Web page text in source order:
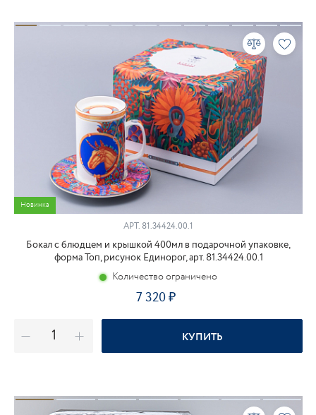
Новинка
АРТ. 81.34424.00.1
Бокал с блюдцем и крышкой 400мл в подарочной упаковке,
форма Топ, рисунок Единорог, арт. 81.34424.00.1
Количество ограничено
7 320
КУПИТЬ